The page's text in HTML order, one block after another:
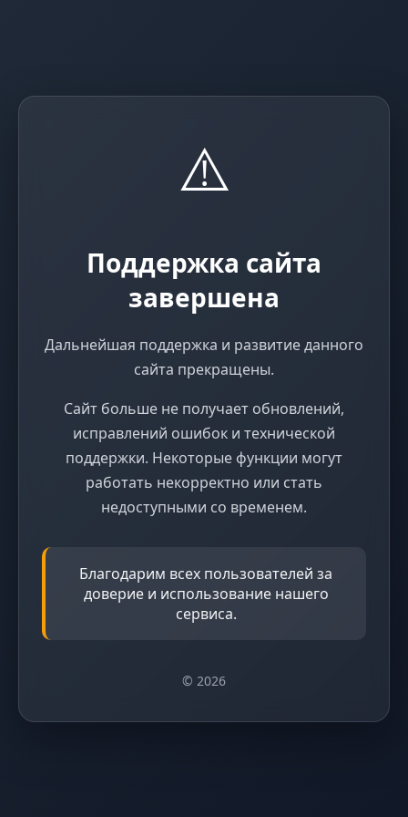
⚠️
Поддержка сайта
завершена
Дальнейшая поддержка и развитие данного
сайта прекращены.
Сайт больше не получает обновлений,
исправлений ошибок и технической
поддержки. Некоторые функции могут
работать некорректно или стать
недоступными со временем.
Благодарим всех пользователей за
доверие и использование нашего
сервиса.
© 2026